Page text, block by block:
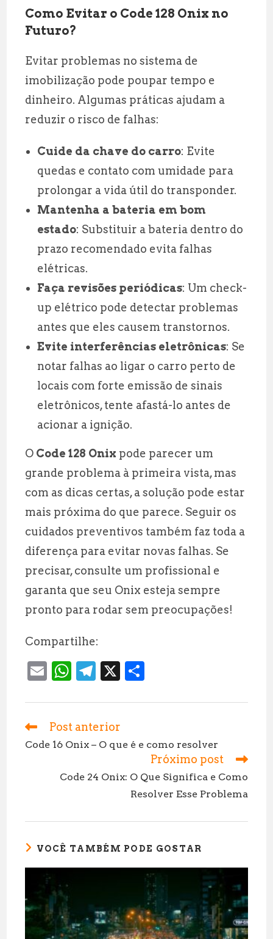
Como Evitar o Code 128 Onix no
Futuro?
Evitar problemas no sistema de
imobilização pode poupar tempo e
dinheiro. Algumas práticas ajudam a
reduzir o risco de falhas:
Cuide da chave do carro: Evite
quedas e contato com umidade para
prolongar a vida útil do transponder.
Mantenha a bateria em bom
estado: Substituir a bateria dentro do
prazo recomendado evita falhas
elétricas.
Faça revisões periódicas: Um check-
up elétrico pode detectar problemas
antes que eles causem transtornos.
Evite interferências eletrônicas: Se
notar falhas ao ligar o carro perto de
locais com forte emissão de sinais
eletrônicos, tente afastá-lo antes de
acionar a ignição.
O Code 128 Onix pode parecer um
grande problema à primeira vista, mas
com as dicas certas, a solução pode estar
mais próxima do que parece. Seguir os
cuidados preventivos também faz toda a
diferença para evitar novas falhas. Se
precisar, consulte um profissional e
garanta que seu Onix esteja sempre
pronto para rodar sem preocupações!
Compartilhe:
E
ai
l
W
at
s
A
p
p
T
e
g
r
a
m
X
a
e
Leia
artigos
Post anterior
Code 16 Onix – O que é e como resolver
Próximo post
Code 24 Onix: O Que Significa e Como
Resolver Esse Problema
VOCÊ TAMBÉM PODE GOSTAR